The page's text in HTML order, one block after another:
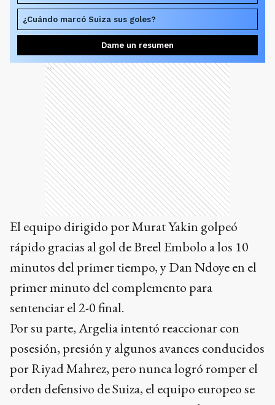
¿Cuándo marcó Suiza sus goles?
Dame un resumen
Ads
El equipo dirigido por Murat Yakin golpeó
rápido gracias al gol de Breel Embolo a los 10
minutos del primer tiempo, y Dan Ndoye en el
primer minuto del complemento para
sentenciar el 2-0 final.
Por su parte, Argelia intentó reaccionar con
posesión, presión y algunos avances conducidos
por Riyad Mahrez, pero nunca logró romper el
orden defensivo de Suiza, el equipo europeo se